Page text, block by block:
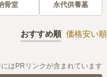
骨堂 永代供養墓
おすすめ順 価格安い順
はPRリンクが含まれています